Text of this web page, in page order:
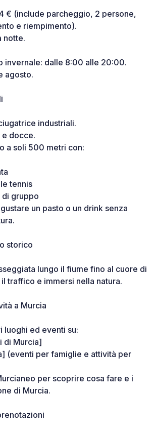
€ (include parcheggio, 2 persone,
e riempimento).
notte.
invernale: dalle 8:00 alle 20:00.
agosto.
industriali.
e docce.
a soli 500 metri con:
tennis
di gruppo
un pasto o un drink senza
storico
lungo il fiume fino al cuore di
traffico e immersi nella natura.
a Murcia
luoghi ed eventi su:
di Murcia]
(eventi per famiglie e attività per
per scoprire cosa fare e i
di Murcia.